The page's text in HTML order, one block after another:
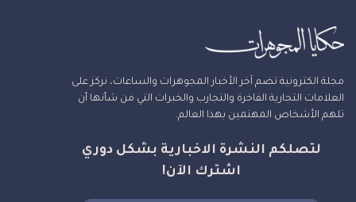
مجلة الكترونية تضم آخر الأخبار المجوهرات والساعات، نركز على
العلامات التجارية الفاخرة والتجارب والخبرات التي من شأنها أن
تلهم الأشخاص المهتمين بهذا العالم.
لتصلكم النشرة الاخبارية بشكل دوري
اشترك الآن!